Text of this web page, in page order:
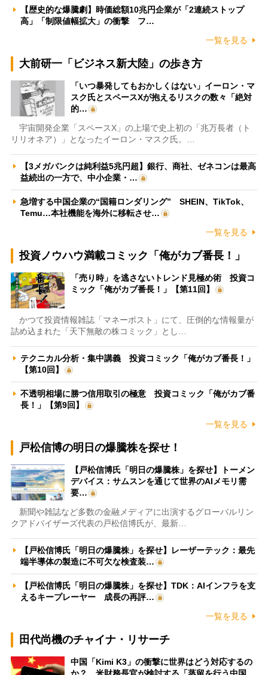
【歴史的な爆騰劇】時価総額10兆円企業が「2連続ストップ
高」「制限値幅拡大」の衝撃 フ…
一覧を見る
大前研一「ビジネス新大陸」の歩き方
「いつ暴発してもおかしくはない」イーロン・マ
スク氏とスペースXが抱えるリスクの数々「絶対
的…
宇宙開発企業「スペースX」の上場で史上初の「兆万長者（ト
リリオネア）」となったイーロン・マスク氏。…
【3メガバンクは純利益5兆円超】銀行、商社、ゼネコンは最高
益続出の一方で、中小企業・…
急増する中国企業の“国籍ロンダリング” SHEIN、TikTok、
Temu…本社機能を海外に移転させ…
一覧を見る
投資ノウハウ満載コミック「俺がカブ番長！」
「売り時」を逃さないトレンド見極め術 投資コ
ミック「俺がカブ番長！」【第11回】
かつて投資情報雑誌「マネーポスト」にて、圧倒的な情報量が
詰め込まれた「天下無敵の株コミック」とし…
テクニカル分析・集中講義 投資コミック「俺がカブ番長！」
【第10回】
不透明相場に勝つ信用取引の極意 投資コミック「俺がカブ番
長！」【第9回】
一覧を見る
戸松信博の明日の爆騰株を探せ！
【戸松信博氏「明日の爆騰株」を探せ】トーメン
デバイス：サムスンを通じて世界のAIメモリ需
要…
新聞や雑誌など多数の金融メディアに出演するグローバルリン
クアドバイザーズ代表の戸松信博氏が、最新…
【戸松信博氏「明日の爆騰株」を探せ】レーザーテック：最先
端半導体の製造に不可欠な検査装…
【戸松信博氏「明日の爆騰株」を探せ】TDK：AIインフラを支
えるキープレーヤー 成長の再評…
一覧を見る
田代尚機のチャイナ・リサーチ
中国「Kimi K3」の衝撃に世界はどう対応するの
か？ 米財務長官が検討する「蒸留を行う中国